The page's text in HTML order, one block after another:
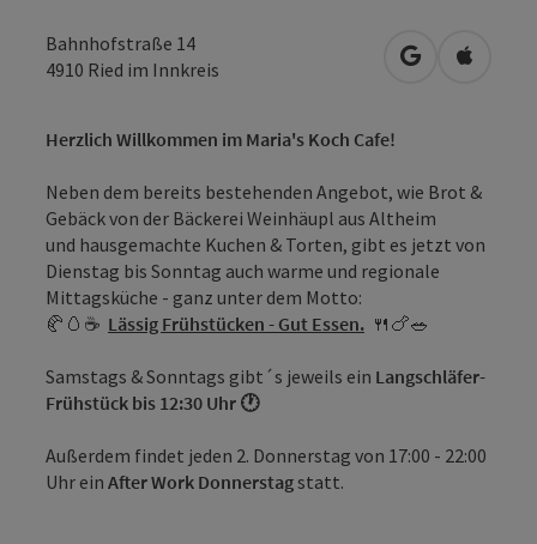
Bahnhofstraße 14
4910 Ried im Innkreis in Google
in
Herzlich Willkommen im Maria's Koch Cafe!
Neben dem bereits bestehenden Angebot, wie Brot &
Gebäck von der Bäckerei Weinhäupl aus Altheim
und hausgemachte Kuchen & Torten, gibt es jetzt von
Dienstag bis Sonntag auch warme und regionale
Mittagsküche - ganz unter dem Motto:
🥐🥚☕ Lässig Frühstücken - Gut Essen. 🍴🍗🥗
Samstags & Sonntags gibt´s jeweils ein Langschläfer-
Frühstück bis 12:30 Uhr 🕐
Außerdem findet jeden 2. Donnerstag von 17:00 - 22:00
Uhr ein After Work Donnerstagstatt.